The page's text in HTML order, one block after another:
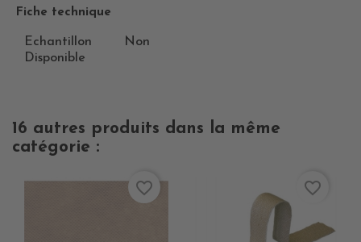
Fiche technique
Echantillon
Disponible
Non
16 autres produits dans la même
catégorie :
favorite_border favorite_border